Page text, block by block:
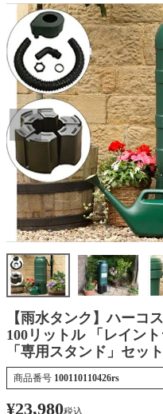
【雨水タンク】ハーコ
100リットル 「レイン
「専用スタンド」セット
商品番号 100110110426rs
¥23,980税込